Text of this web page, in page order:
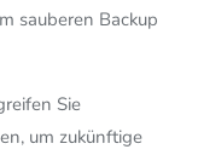
sauberen Backup
Sie
um zukünftige